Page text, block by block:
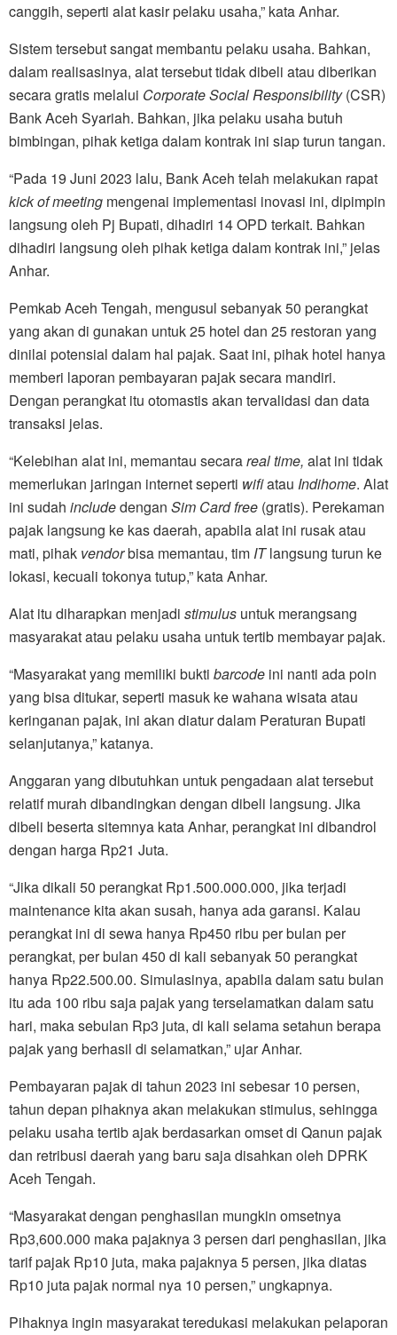
canggih, seperti alat kasir pelaku usaha,” kata Anhar.
Sistem tersebut sangat membantu pelaku usaha. Bahkan,
dalam realisasinya, alat tersebut tidak dibeli atau diberikan
secara gratis melalui Corporate Social Responsibility(CSR)
Bank Aceh Syariah. Bahkan, jika pelaku usaha butuh
bimbingan, pihak ketiga dalam kontrak ini siap turun tangan.
“Pada 19 Juni 2023 lalu, Bank Aceh telah melakukan rapat
kick of meeting mengenai implementasi inovasi ini, dipimpin
langsung oleh Pj Bupati, dihadiri 14 OPD terkait. Bahkan
dihadiri langsung oleh pihak ketiga dalam kontrak ini,” jelas
Anhar.
Pemkab Aceh Tengah, mengusul sebanyak 50 perangkat
yang akan di gunakan untuk 25 hotel dan 25 restoran yang
dinilai potensial dalam hal pajak. Saat ini, pihak hotel hanya
memberi laporan pembayaran pajak secara mandiri.
Dengan perangkat itu otomastis akan tervalidasi dan data
transaksi jelas.
“Kelebihan alat ini, memantau secarareal time, alat ini tidak
memerlukan jaringan internet seperti wifiatau Indihome. Alat
ini sudah includedengan Sim Card free (gratis). Perekaman
pajak langsung ke kas daerah, apabila alat ini rusak atau
mati, pihak vendorbisa memantau, tim ITlangsung turun ke
lokasi, kecuali tokonya tutup,” kata Anhar.
Alat itu diharapkan menjadi stimulus untuk merangsang
masyarakat atau pelaku usaha untuk tertib membayar pajak.
“Masyarakat yang memiliki bukti barcode ini nanti ada poin
yang bisa ditukar, seperti masuk ke wahana wisata atau
keringanan pajak, ini akan diatur dalam Peraturan Bupati
selanjutanya,” katanya.
Anggaran yang dibutuhkan untuk pengadaan alat tersebut
relatif murah dibandingkan dengan dibeli langsung. Jika
dibeli beserta sitemnya kata Anhar, perangkat ini dibandrol
dengan harga Rp21 Juta.
“Jika dikali 50 perangkat Rp1.500.000.000, jika terjadi
maintenance kita akan susah, hanya ada garansi. Kalau
perangkat ini di sewa hanya Rp450 ribu per bulan per
perangkat, per bulan 450 di kali sebanyak 50 perangkat
hanya Rp22.500.00. Simulasinya, apabila dalam satu bulan
itu ada 100 ribu saja pajak yang terselamatkan dalam satu
hari, maka sebulan Rp3 juta, di kali selama setahun berapa
pajak yang berhasil di selamatkan,” ujar Anhar.
Pembayaran pajak di tahun 2023 ini sebesar 10 persen,
tahun depan pihaknya akan melakukan stimulus, sehingga
pelaku usaha tertib ajak berdasarkan omset di Qanun pajak
dan retribusi daerah yang baru saja disahkan oleh DPRK
Aceh Tengah.
“Masyarakat dengan penghasilan mungkin omsetnya
Rp3,600.000 maka pajaknya 3 persen dari penghasilan, jika
tarif pajak Rp10 juta, maka pajaknya 5 persen, jika diatas
Rp10 juta pajak normal nya 10 persen,” ungkapnya.
Pihaknya ingin masyarakat teredukasi melakukan pelaporan